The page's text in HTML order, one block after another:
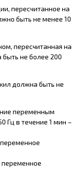
пересчитанное на
быть не менее 10
пересчитанная на
быть не более 200
должна быть не
переменным
Гц в течение 1 мин –
переменное